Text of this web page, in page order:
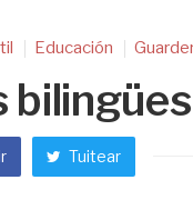
Educación
Tuitear